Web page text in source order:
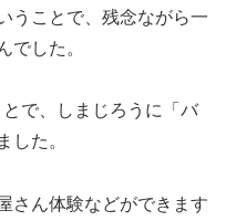
うことで、残念ながら一
でした。
で、しまじろうに「バ
した。
さん体験などができます